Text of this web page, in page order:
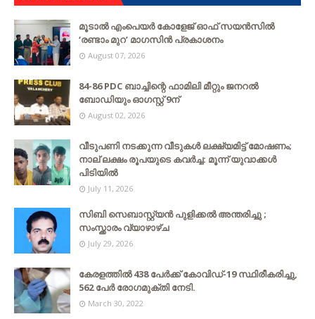
മൂടാൽ എംപെയർ കോളേജ് ഓഫ് സയൻസിൽ
‘രണ്ടാം മുറ’ മാഗസിൻ പ്രകാശനം
August 07, 2026
84-86 PDC ബാച്ചിന്റെ ഫാമിലി മീറ്റും ജനറൽ
ബോഡിയും ഓഗസ്റ്റ് 9ന്
August 02, 2026
വീടുപണി നടക്കുന്ന വീടുകൾ ലക്ഷ്യമിട്ട് മോഷണം;
നാല് ലക്ഷം രൂപയുടെ കവർച്ച: മൂന്ന് യുവാക്കൾ
പിടിയിൽ
July 11, 2026
സിബി സെബാസ്റ്റ്യന്‍ പുളിക്കല്‍ അന്തരിച്ചു ;
സംസ്ക്കാരം വ്യാഴാഴ്ച
July 29, 2026
കേരളത്തില്‍ 438 പേര്‍ക്ക് കോവിഡ്-19 സ്ഥിരീകരിച്ചു,
562 പേര്‍ രോഗമുക്തി നേടി.
March 30, 2022